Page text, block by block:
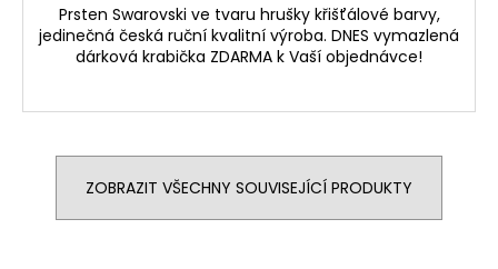
Prsten Swarovski ve tvaru hrušky křišťálové barvy,
jedinečná česká ruční kvalitní výroba. DNES vymazlená
dárková krabička ZDARMA k Vaší objednávce!
ZOBRAZIT VŠECHNY SOUVISEJÍCÍ PRODUKTY